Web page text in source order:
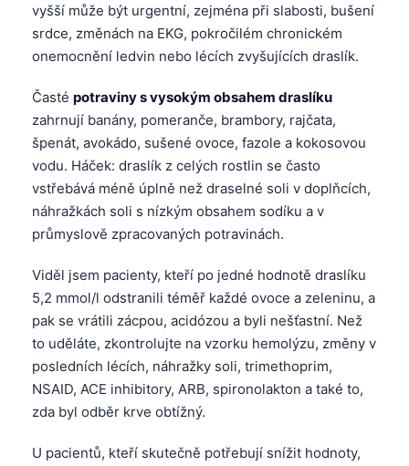
vyšší může být urgentní, zejména při slabosti, bušení
srdce, změnách na EKG, pokročilém chronickém
onemocnění ledvin nebo lécích zvyšujících draslík.
Časté potraviny s vysokým obsahem draslíku
zahrnují banány, pomeranče, brambory, rajčata,
špenát, avokádo, sušené ovoce, fazole a kokosovou
vodu. Háček: draslík z celých rostlin se často
vstřebává méně úplně než draselné soli v doplňcích,
náhražkách soli s nízkým obsahem sodíku a v
průmyslově zpracovaných potravinách.
Viděl jsem pacienty, kteří po jedné hodnotě draslíku
5,2 mmol/l odstranili téměř každé ovoce a zeleninu, a
pak se vrátili zácpou, acidózou a byli nešťastní. Než
to uděláte, zkontrolujte na vzorku hemolýzu, změny v
posledních lécích, náhražky soli, trimethoprim,
NSAID, ACE inhibitory, ARB, spironolakton a také to,
zda byl odběr krve obtížný.
U pacientů, kteří skutečně potřebují snížit hodnoty,
मराठी
తెలుగు
தமிழ்
ગુજરાતી
ಕನ್ನಡ
Bahasa Melayu
Tiếng Việt
Tagalog
ไทย
ဗမာစာ
አማርኛ